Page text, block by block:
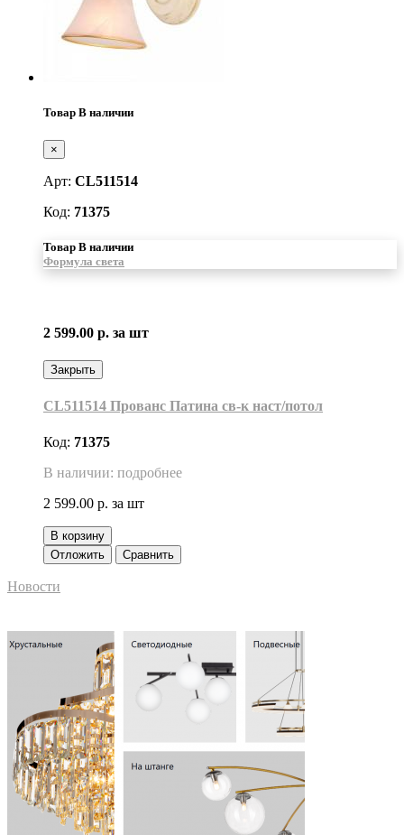
Товар В наличии
×
Арт: CL511514
Код: 71375
Товар В наличии
Формула света
2 599.00 р. за шт
Закрыть
CL511514 Прованс Патина св-к наст/потол
Код: 71375
В наличии: подробнее
2 599.00 р. за шт
В корзину
Отложить
Сравнить
Новости